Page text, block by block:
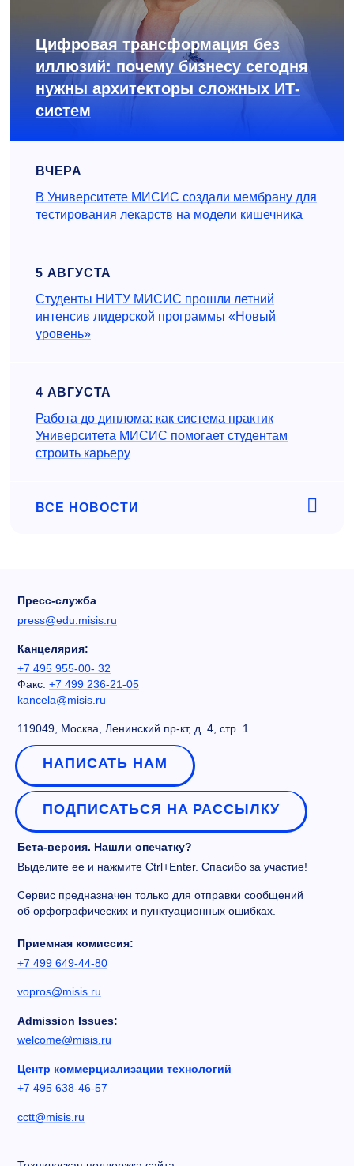
Цифровая трансформация без
иллюзий: почему бизнесу сегодня
нужны архитекторы сложных ИТ-
систем
ВЧЕРА
В Университете МИСИС создали мембрану для
тестирования лекарств на модели кишечника
5 АВГУСТА
Студенты НИТУ МИСИС прошли летний
интенсив лидерской программы «Новый
уровень»
4 АВГУСТА
Работа до диплома: как система практик
Университета МИСИС помогает студентам
строить карьеру
ВСЕ НОВОСТИ
Пресс-служба
press@edu.misis.ru
Канцелярия:
+7 495 955-00- 32
Факс: +7 499 236-21-05
kancela@misis.ru
119049, Москва, Ленинский пр-кт, д. 4, стр. 1
НАПИСАТЬ НАМ
ПОДПИСАТЬСЯ НА РАССЫЛКУ
Бета-версия. Нашли опечатку?
Выделите ее и нажмите Ctrl+Enter. Спасибо за участие!
Сервис предназначен только для отправки сообщений
об орфографических и пунктуационных ошибках.
Приемная комиссия:
+7 499 649-44-80
vopros@misis.ru
Admission Issues:
welcome@misis.ru
Центр коммерциализации технологий
+7 495 638-46-57
cctt@misis.ru